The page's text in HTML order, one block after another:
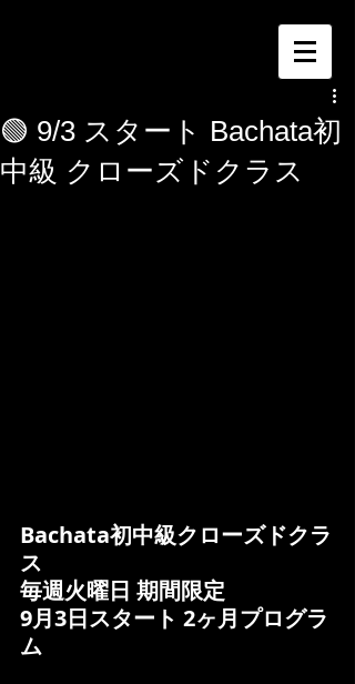
🟢 9/3 スタート Bachata初
中級 クローズドクラス
Bachata初中級クローズドクラ
ス
毎週火曜日 期間限定
9月3日スタート 2ヶ月プログラ
ム